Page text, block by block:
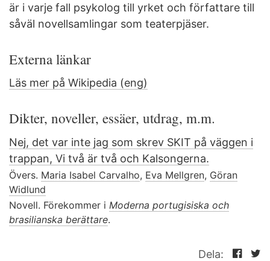
är i varje fall psykolog till yrket och författare till
såväl novellsamlingar som teaterpjäser.
Externa länkar
Läs mer på Wikipedia (eng)
Dikter, noveller, essäer, utdrag, m.m.
Nej, det var inte jag som skrev SKIT på väggen i
trappan, Vi två är två och Kalsongerna.
Övers. Maria Isabel Carvalho, Eva Mellgren, Göran
Widlund
Novell. Förekommer i Moderna portugisiska och
brasilianska berättare.
Dela: